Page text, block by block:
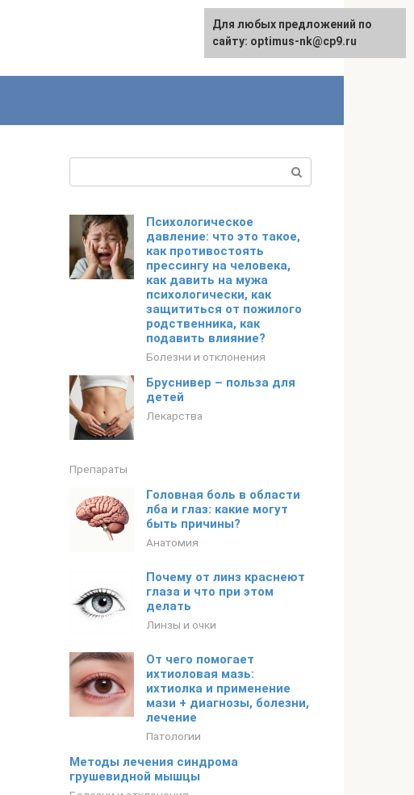
English
Психологическое
давление: что это такое,
как противостоять
прессингу на человека,
как давить на мужа
психологически, как
защититься от пожилого
родственника, как
подавить влияние?
Болезни и отклонения
Бруснивер – польза для
детей
Лекарства
Препараты
Головная боль в области
лба и глаз: какие могут
быть причины?
Анатомия
Почему от линз краснеют
глаза и что при этом
делать
Линзы и очки
От чего помогает
ихтиоловая мазь:
ихтиолка и применение
мази + диагнозы, болезни,
лечение
Патологии
Методы лечения синдрома
грушевидной мышцы
Для любых предложений по
сайту: optimus-nk@cp9.ru